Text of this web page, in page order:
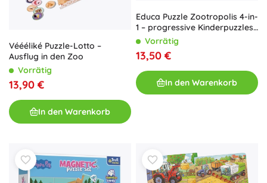
Véééliké Puzzle-Lotto –
Ausflug in den Zoo
Vorrätig
13,90 €
In den Warenkorb
Educa Puzzle Zootropolis 4-in-
1 – progressive Kinderpuzzles
(50, 80, 100 und 150 Teile)
Vorrätig
13,50 €
In den Warenkorb